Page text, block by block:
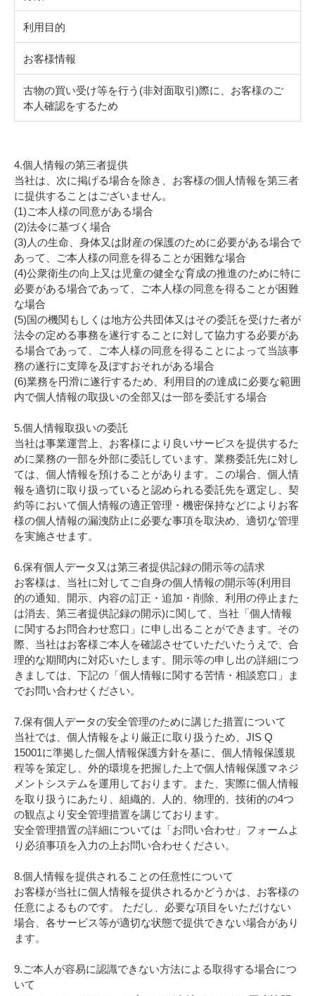
利用目的
お客様情報
古物の買い受け等を行う(非対面取引)際に、お客様のご
本人確認をするため
4.個人情報の第三者提供
当社は、次に掲げる場合を除き、お客様の個人情報を第三者
に提供することはございません。
(1)ご本人様の同意がある場合
(2)法令に基づく場合
(3)人の生命、身体又は財産の保護のために必要がある場合で
あって、ご本人様の同意を得ることが困難な場合
(4)公衆衛生の向上又は児童の健全な育成の推進のために特に
必要がある場合であって、ご本人様の同意を得ることが困難
な場合
(5)国の機関もしくは地方公共団体又はその委託を受けた者が
法令の定める事務を遂行することに対して協力する必要があ
る場合であって、ご本人様の同意を得ることによって当該事
務の遂行に支障を及ぼすおそれがある場合
(6)業務を円滑に遂行するため、利用目的の達成に必要な範囲
内で個人情報の取扱いの全部又は一部を委託する場合
5.個人情報取扱いの委託
当社は事業運営上、お客様により良いサービスを提供するた
めに業務の一部を外部に委託しています。業務委託先に対し
ては、個人情報を預けることがあります。この場合、個人情
報を適切に取り扱っていると認められる委託先を選定し、契
約等において個人情報の適正管理・機密保持などによりお客
様の個人情報の漏洩防止に必要な事項を取決め、適切な管理
を実施させます。
6.保有個人データ又は第三者提供記録の開示等の請求
お客様は、当社に対してご自身の個人情報の開示等(利用目
的の通知、開示、内容の訂正・追加・削除、利用の停止また
は消去、第三者提供記録の開示)に関して、当社「個人情報
に関するお問合わせ窓口」に申し出ることができます。その
際、当社はお客様ご本人を確認させていただいたうえで、合
理的な期間内に対応いたします。開示等の申し出の詳細につ
きましては、下記の「個人情報に関する苦情・相談窓口」ま
でお問い合わせください。
7.保有個人データの安全管理のために講じた措置について
当社では、個人情報をより厳正に取り扱うため、JIS Q
15001に準拠した個人情報保護方針を基に、個人情報保護規
程等を策定し、外的環境を把握した上で個人情報保護マネジ
メントシステムを運用しております。また、実際に個人情報
を取り扱うにあたり、組織的、人的、物理的、技術的の4つ
の観点より安全管理措置を講じております。
安全管理措置の詳細については「お問い合わせ」フォームよ
り必須事項を入力の上お問い合わせください。
8.個人情報を提供されることの任意性について
お客様が当社に個人情報を提供されるかどうかは、お客様の
任意によるものです。 ただし、必要な項目をいただけない
場合、各サービス等が適切な状態で提供できない場合があり
ます。
9.ご本人が容易に認識できない方法による取得する場合につ
いて